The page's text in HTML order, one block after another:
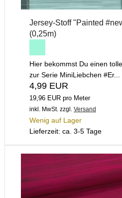
Jersey-Stoff "Painted
(0,25m)
Hier bekommst Du einen
zur Serie MiniLiebchen #Er...
4,99 EUR
19,96 EUR pro Meter
inkl. MwSt. zzgl. Versand
Wenig auf Lager
Lieferzeit: ca. 3-5 Tage